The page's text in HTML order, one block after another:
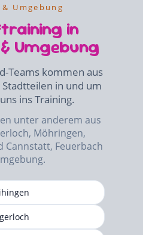
Umgebung
in
Umgebung
Teams kommen aus
in und um
ins Training.
unter anderem aus
Möhringen,
Cannstatt, Feuerbach